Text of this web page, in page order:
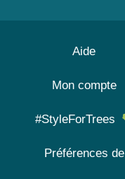
Aide
Mon compte
#StyleForTrees
Préférences de